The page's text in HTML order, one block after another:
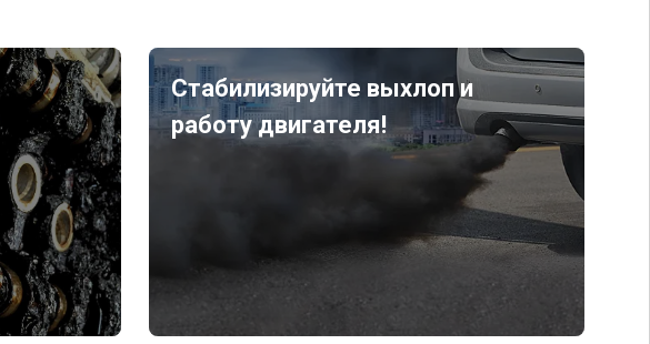
Стабилизируйте выхлоп и
работу двигателя!